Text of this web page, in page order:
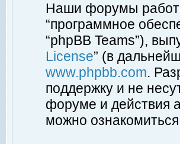
Наши форумы
“программное
“phpBB Teams”),
License” (в
www.phpbb.com.
поддержку и не
форуме и действия
можно